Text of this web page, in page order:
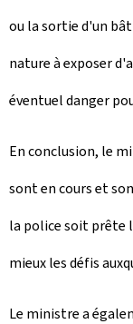
ou la sortie d'un
nature à exposer
éventuel danger
En conclusion, le
sont en cours et
la police soit prête
mieux les défis
Le ministre a